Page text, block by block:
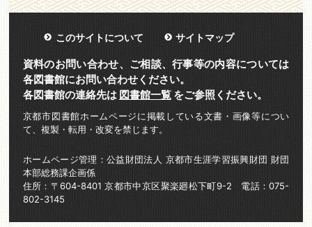
このサイトについて サイトマップ
資料のお問い合わせ、ご相談、行事等の内容については
各図書館にお問い合わせください。
各図書館の連絡先は 図書館一覧をご参照ください。
京都市図書館ホームページに掲載している文書・画像等につい
て、複製・転用・改変を禁じます。
ホームページ管理：公益財団法人 京都市生涯学習振興財団 財団
本部総務課企画係
住所：〒604-8401 京都市中京区聚楽廻松下町9-2 電話：075-
802-3145